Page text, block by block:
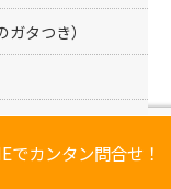
タつき）
メイン基板の故
でカンタン問合せ！